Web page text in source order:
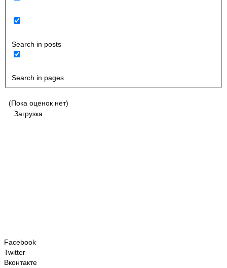
Search in posts
Search in pages
(Пока оценок нет)
Загрузка...
Facebook
Twitter
Вконтакте